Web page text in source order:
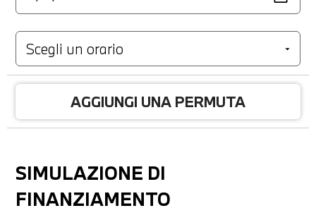
AGGIUNGI UNA PERMUTA
SIMULAZIONE DI
FINANZIAMENTO